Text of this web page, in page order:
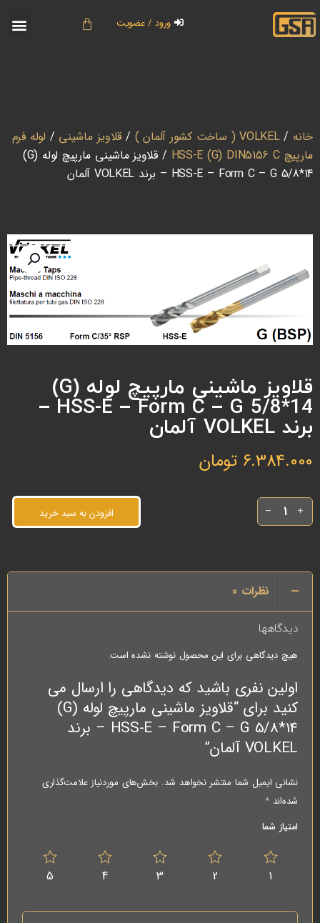
ورود / عضویت
خانه /VOLKEL ( ساخت کشور آلمان ) / قلاویز ماشینی / لوله فرم
مارپیچ HSS-E (G) DIN5156 C
/ قلاویز ماشینی مارپیچ لوله (G)
HSS-E – Form C – G 5/8*14 – برند VOLKEL آلمان
قلاویز ماشینی مارپیچ لوله (G)
HSS-E – Form C – G 5/8*14 –
برند VOLKEL آلمان
6.384.000 تومان
افزودن به سبد خرید
نظرات 0
دیدگاهها
هیچ دیدگاهی برای این محصول نوشته نشده است.
اولین نفری باشید که دیدگاهی را ارسال می
کنید برای “قلاویز ماشینی مارپیچ لوله (G)
HSS-E – Form C – G 5/8*14 – برند
VOLKEL آلمان”
نشانی ایمیل شما منتشر نخواهد شد. بخش‌های موردنیاز علامت‌گذاری
شده‌اند*
امتیاز شما
1
2
3
4
5